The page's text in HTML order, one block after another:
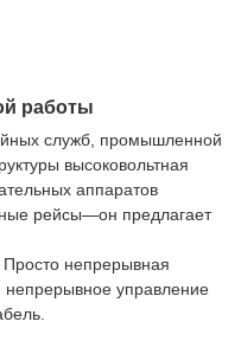
работы
служб, промышленной
высоковольтная
аппаратов
рейсы—он предлагает
Просто непрерывная
управление